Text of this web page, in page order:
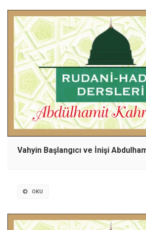
Vahyin Başlangıcı ve İnişi
OKU